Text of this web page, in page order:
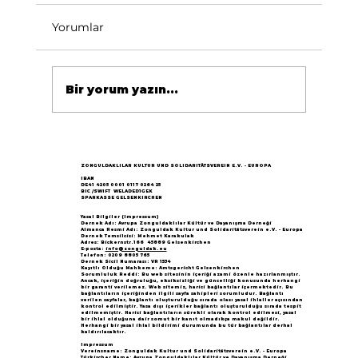
büyük yankı uyandırdı...
Yorumlar
Bir yorum yazın...
ZONGULDAKLILAR KULTUR UND SOLIDARITÄTSVEREIN E.V. - EUROPA
IBAN
DE41 4205 0001 0117 0264 25
BIC /SWIFT WELADED1GEK
SPARKASSE GELSENKIRCHEN
Yasal Bilgiler (Impressum)
Dernek Adı: Avrupa Zonguldaklılar Kültür ve Dayanışma Derneği
Almanca Resmi Adı: Zonguldak Kultur und Solidaritätsverein e.V. - Europa
Dernek Temsilcisi: Mehmet Karakulak
Adres: Bickernstr.166 45889 Gelsenkirchen
E-posta: info@zonguldak.eu
Telefon: 0209 8805 765
Dernek Sicil Numarası: VR 1534
Kayıtlı Olduğu Mahkeme: Amtsgericht Gelsenkirchen
Sorumluluk Reddi: Bu web sitesinin içeriği azami özenle hazırlanmıştır.
Ancak, içeriğin doğruluğu, eksiksizliği ve güncelliği konusunda herhangi
bir garanti verilemez. Web sitemiz, harici bağlantılar içermektedir. Bu
bağlantıların içeriğinden ilgili sayfa sahipleri sorumludur. Bağlantı
verilen sayfalar, bağlantı oluşturulduğu sırada olası yasal ihlaller açısından
kontrol edilmiştir. Yasa dışı içerikler bağlantı oluşturulduğu sırada tespit
edilmemiştir. Harici bağlantıların sürekli olarak kontrol edilmesi, yasal
bir ihlal olduğuna dair somut bir kanıt olmadıkça makul değildir.
Herhangi bir yasal ihlal bildirimi durumunda bu tür bağlantılar derhal
kaldırılacaktır.
Impressum
Vereinsname: Zonguldak Kultur und Solidaritätsverein e.V. - Europa